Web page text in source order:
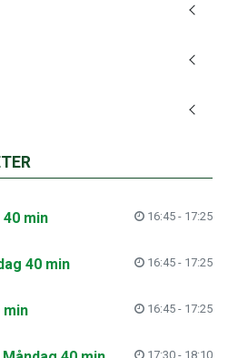
40 min
16:45 - 17:25
40 min
16:45 - 17:25
min
16:45 - 17:25
17:30 - 18:10